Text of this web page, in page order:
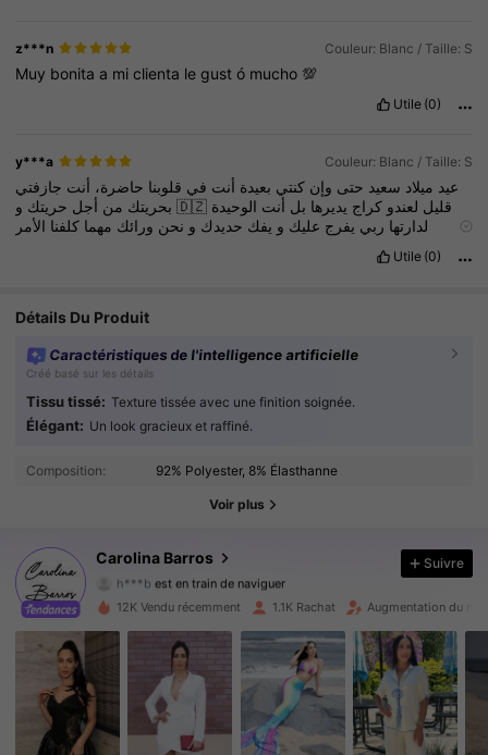
z***n Couleur: Blanc / Taille: S
Muy bonita a miclienta legustó mucho 💯
Utile (0)
y***a Couleur: Blanc / Taille: S
عيد ميلاد سعيد حتى وإن كنتي بعيدة أنت في قلوبنا حاضرة، أنت جازفتي
بحريتك من أجل حريتك و🇩🇿 قليل لعندو كراج يديرها بل أنت الوحيدة
لدارتها ربي يفرج عليك و يفك حديدك و نحن ورائك مهما كلفنا الأمر
Utile (0)
Détails Du Produit
Caractéristiques de l'intelligence artificielle
Créé basé sur les détails
Tissu tissé: Texture tissée avec une finition soignée.
Élégant: Un look gracieux et raffiné.
Composition: 92% Polyester, 8% Élasthanne
Voir plus
Carolina Barros
4.91 5.3K Suiveurs
5.3K Suiveurs
4.91 5.3K Suiveurs
5.3K Suiveurs
5.3K Suiveurs
4.91 5.3K Suiveurs
Suivre
12K Vendu récemment 1.1K Rachat Augmentation du